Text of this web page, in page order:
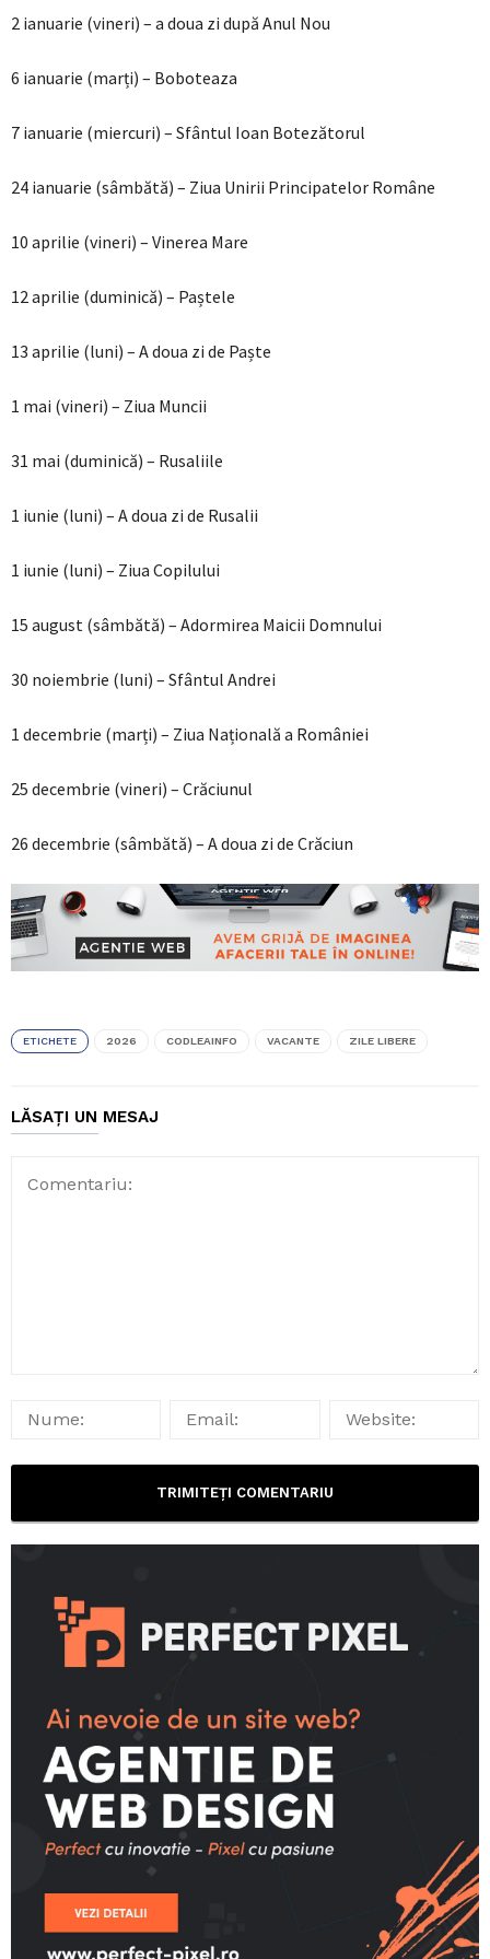
2 ianuarie (vineri) – a doua zi după Anul Nou
6 ianuarie (marți) – Boboteaza
7 ianuarie (miercuri) – Sfântul Ioan Botezătorul
24 ianuarie (sâmbătă) – Ziua Unirii Principatelor Române
10 aprilie (vineri) – Vinerea Mare
12 aprilie (duminică) – Paștele
13 aprilie (luni) – A doua zi de Paște
1 mai (vineri) – Ziua Muncii
31 mai (duminică) – Rusaliile
1 iunie (luni) – A doua zi de Rusalii
1 iunie (luni) – Ziua Copilului
15 august (sâmbătă) – Adormirea Maicii Domnului
30 noiembrie (luni) – Sfântul Andrei
1 decembrie (marți) – Ziua Națională a României
25 decembrie (vineri) – Crăciunul
26 decembrie (sâmbătă) – A doua zi de Crăciun
ETICHETE 2026 CODLEAINFO VACANTE ZILE LIBERE
LĂSAȚI UN MESAJ